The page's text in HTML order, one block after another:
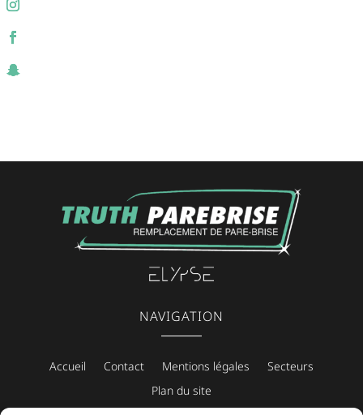
NAVIGATION
Accueil Contact Mentions légales
Secteurs
Plan du site